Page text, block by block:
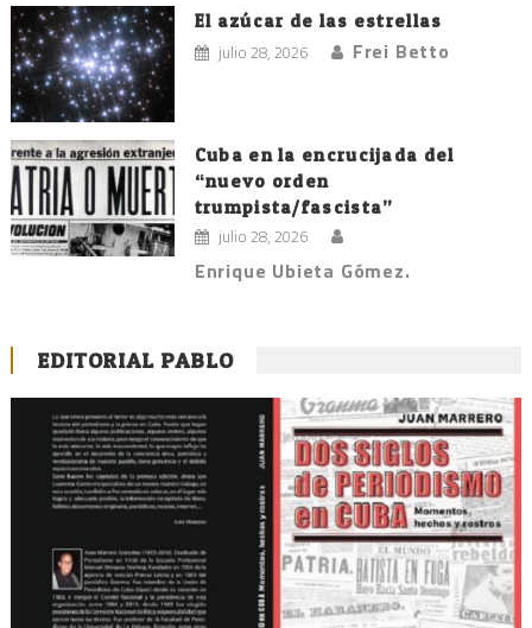
El azúcar de las estrellas
julio 28, 2026 Frei Betto
Cuba en la encrucijada del
“nuevo orden
trumpista/fascista”
julio 28, 2026
Enrique Ubieta Gómez.
EDITORIAL PABLO